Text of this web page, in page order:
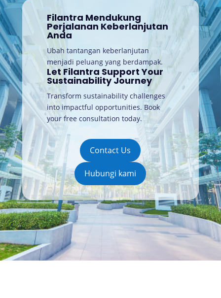
Filantra Mendukung
Perjalanan Keberlanjutan
Anda
Ubah tantangan keberlanjutan
menjadi peluang yang berdampak.
Let Filantra Support Your
Sustainability Journey
Transform sustainability challenges
into impactful opportunities. Book
your free consultation today.
Contact Us
Hubungi kami